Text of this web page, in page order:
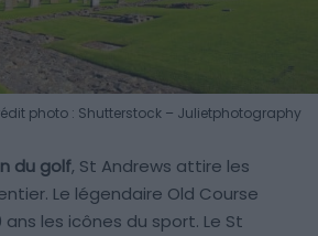
photo : Shutterstock – Julietphotography
du golf, St Andrews attire les
Le légendaire Old Course
les icônes du sport. Le St